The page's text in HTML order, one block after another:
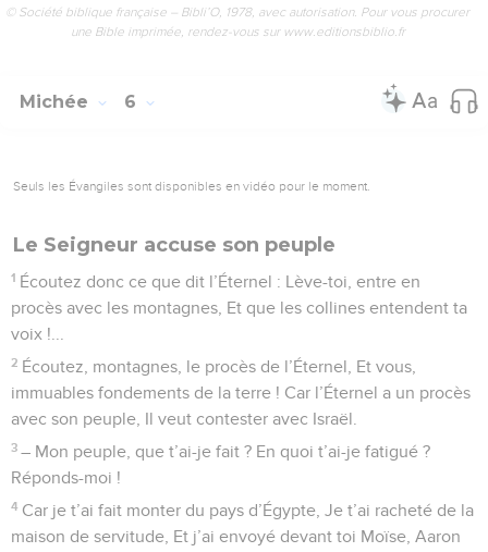
© Société biblique française – Bibli’O, 1978, avec autorisation. Pour vous procurer
une Bible imprimée, rendez-vous sur www.editionsbiblio.fr
Michée 6
Seuls les Évangiles sont disponibles en vidéo pour le moment.
Le Seigneur accuse son peuple
1 Écoutez donc ce que dit l’Éternel : Lève-toi, entre en
procès avec les montagnes, Et que les collines entendent ta
voix !...
2 Écoutez, montagnes, le procès de l’Éternel, Et vous,
immuables fondements de la terre ! Car l’Éternel a un procès
avec son peuple, Il veut contester avec Israël.
3 – Mon peuple, que t’ai-je fait ? En quoi t’ai-je fatigué ?
Réponds-moi !
4 Car je t’ai fait monter du pays d’Égypte, Je t’ai racheté de la
maison de servitude, Et j’ai envoyé devant toi Moïse, Aaron